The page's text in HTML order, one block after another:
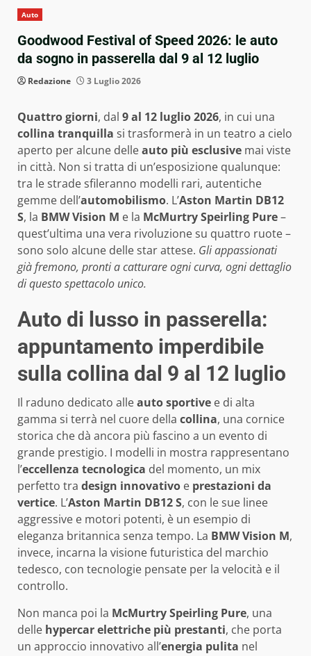
Auto
Goodwood Festival of Speed 2026: le auto
da sogno in passerella dal 9 al 12 luglio
Redazione 3 Luglio 2026
Quattro giorni, dal 9 al 12 luglio 2026, in cui una
collina tranquilla si trasformerà in un teatro a cielo
aperto per alcune delleauto più esclusive mai viste
in città. Non si tratta di un’esposizione qualunque:
tra le strade sfileranno modelli rari, autentiche
gemme dell’automobilismo. L’Aston Martin DB12
S, la BMW Vision M e la McMurtry Speirling Pure–
quest’ultima una vera rivoluzione su quattro ruote –
sono solo alcune delle star attese. Gli appassionati
già fremono, pronti a catturare ogni curva, ogni dettaglio
di questo spettacolo unico.
Auto di lusso in passerella:
appuntamento imperdibile
sulla collina dal 9 al 12 luglio
Il raduno dedicato alleauto sportive e di alta
gamma si terrà nel cuore della collina, una cornice
storica che dà ancora più fascino a un evento di
grande prestigio. I modelli in mostra rappresentano
l’eccellenza tecnologica del momento, un mix
perfetto tra design innovativo e prestazioni da
vertice. L’Aston Martin DB12 S, con le sue linee
aggressive e motori potenti, è un esempio di
eleganza britannica senza tempo. La BMW Vision M,
invece, incarna la visione futuristica del marchio
tedesco, con tecnologie pensate per la velocità e il
controllo.
Non manca poi la McMurtry Speirling Pure, una
delle hypercar elettriche più prestanti, che porta
un approccio innovativo all’energia pulita nel